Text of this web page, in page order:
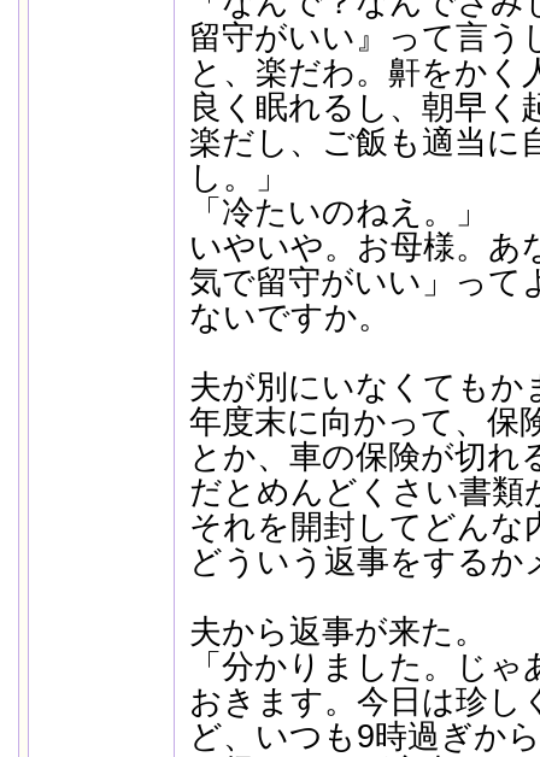
留守がいい』って言う
と、楽だわ。鼾をかく
良く眠れるし、朝早く
楽だし、ご飯も適当に
し。」
「冷たいのねえ。」
いやいや。お母様。あ
気で留守がいい」って
ないですか。
夫が別にいなくてもか
年度末に向かって、保
とか、車の保険が切れ
だとめんどくさい書類
それを開封してどんな
どういう返事をするか
夫から返事が来た。
「分かりました。じ
おきます。今日は珍し
ど、いつも9時過ぎか